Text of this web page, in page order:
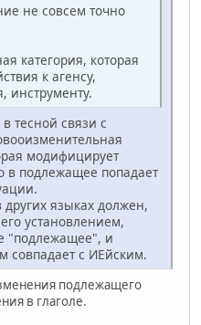
не совсем точно
категория, которая
к агенсу,
инструменту.
тесной связи с
модифицирует
в подлежащее попадает
других языках должен,
установлением,
"подлежащее", и
совпадает с ИЕйским.
подлежащего
в глаголе.